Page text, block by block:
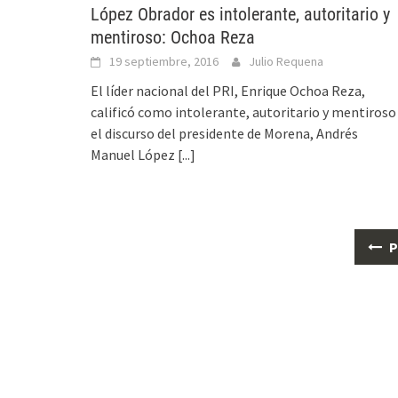
López Obrador es intolerante, autoritario y
mentiroso: Ochoa Reza
19 septiembre, 2016 Julio Requena
El líder nacional del PRI, Enrique Ochoa Reza,
calificó como intolerante, autoritario y mentiroso
el discurso del presidente de Morena, Andrés
Manuel López [...]